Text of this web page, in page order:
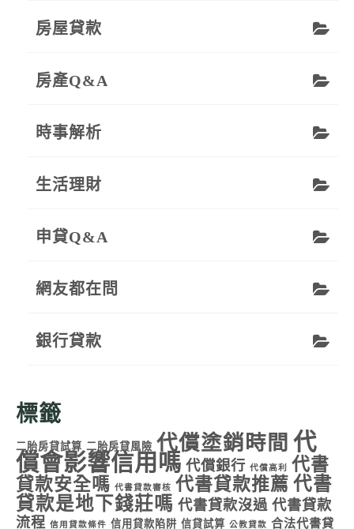
房屋貸款
房產Q&A
時事解析
生活理財
申貸Q&A
網友都在問
銀行貸款
標籤
二胎房貸試算 二胎房貸風險 代償塗銷時間 代
償會影響信用嗎 代償銀行 代償高利
代書
貸款安全嗎 代書貸款審核 代書貸款推薦 代書
貸款是地下錢莊嗎 代書貸款沒過 代書貸款
流程 信用貸款條件 信用貸款陷阱 信貸試算 公教貸款 合法代書貸